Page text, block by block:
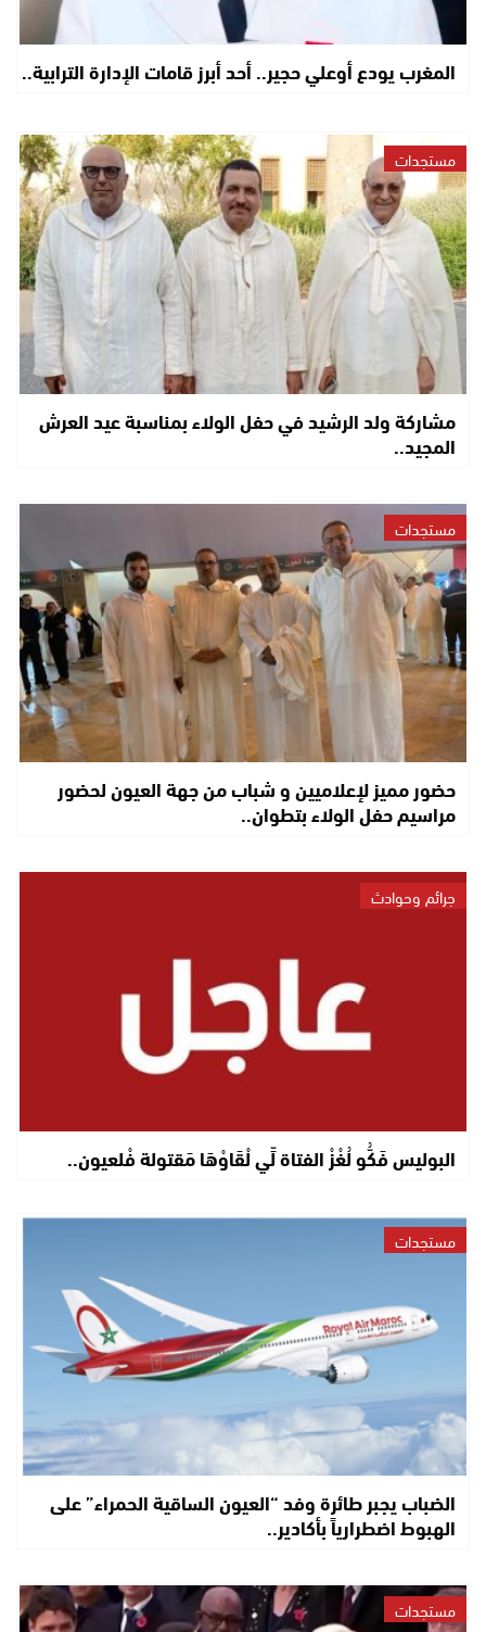
المغرب يودع أوعلي حجير.. أحد أبرز قامات الإدارة الترابية..
مستجدات
مشاركة ولد الرشيد في حفل الولاء بمناسبة عيد العرش
المجيد..
مستجدات
حضور مميز لإعلاميين و شباب من جهة العيون لحضور
مراسيم حفل الولاء بتطوان..
جرائم وحوادث
البوليس فَكُّو لُغْزْ الفتاة لِّي لْقَاوْهَا مَقتولة فْلعيون..
مستجدات
الضباب يجبر طائرة وفد “العيون الساقية الحمراء” على
الهبوط اضطرارياً بأكادير..
مستجدات